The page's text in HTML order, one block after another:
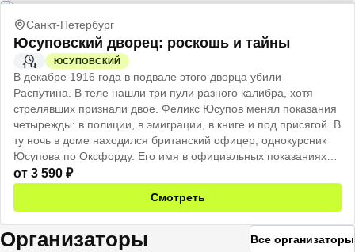
Сначала тёмная арка и скрип тяжёлой двери. А потом свет
через витражи, лепнина и лестницы, которые не менялись
больше ста лет. Здесь не музей с витринами. Здесь всё по-
настоящему.
Санкт-Петербург
Юсуповский дворец: роскошь и тайны
1 Ч
ЮСУПОВСКИЙ
В декабре 1916 года в подвале этого дворца убили
Распутина. В теле нашли три пули разного калибра, хотя
стрелявших признали двое. Феликс Юсупов менял показания
четырежды: в полиции, в эмиграции, в книге и под присягой. В
ту ночь в доме находился британский офицер, однокурсник
Юсупова по Оксфорду. Его имя в официальных показаниях
не упомянуто. Его пистолет совпадает по калибру с третьей
пулей.
Мы пройдём по тем самым комнатам, разберём что доказано,
от 3 590 ₽
Смотреть
Организаторы Все организаторы